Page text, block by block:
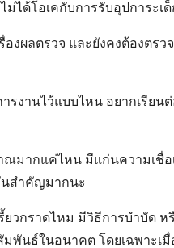
ได้โอเคกับการรับอุปการะเ
งผลตรวจ และยังคงต้องตรว
รงานไว้แบบไหน อยากเรียน
ณมากแค่ไหน มีแก่นความเชื่อ
นสำคัญมากนะ
วกราดไหม มีวิธีการบำบัด หรื
พันธ์ในอนาคต โดยเฉพาะเ